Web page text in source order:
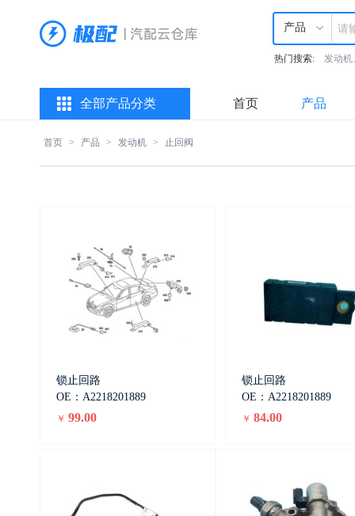
产品
热门搜索: 发动机
全部产品分类 首页 产品
首页 > 产品 > 发动机 > 止回阀
锁止回路
OE：A2218201889
￥ 99.00
锁止回路
OE：A2218201889
￥ 84.00